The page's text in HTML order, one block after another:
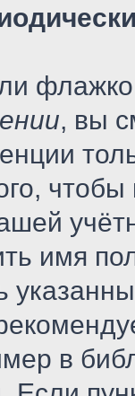
, вы
чтобы
имя
в